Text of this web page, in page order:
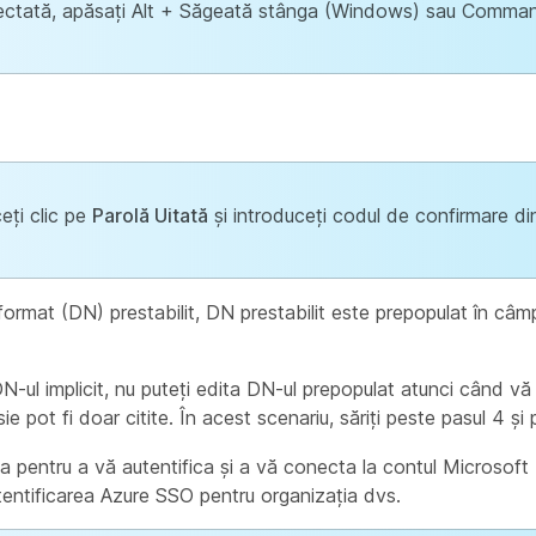
apăsați Alt + Săgeată stânga (Windows) sau
clic pe Parolă Uitată și introduceți codul de confirmare
(DN) prestabilit, DN prestabilit este prepopulat în
ul implicit, nu puteți edita DN-ul prepopulat atunci când
pot fi doar citite. În acest scenariu, săriți peste pasul 4 și
pentru a vă autentifica și a vă conecta la contul Microsoft
Azure SSO pentru organizația dvs.